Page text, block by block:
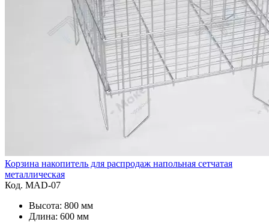
Корзина накопитель для распродаж напольная сетчатая
металлическая
Код. MAD-07
Высота: 800 мм
Длина: 600 мм